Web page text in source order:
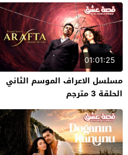
01:01:25
مسلسل الاعراف الموسم الثاني
الحلقة 3 مترجم